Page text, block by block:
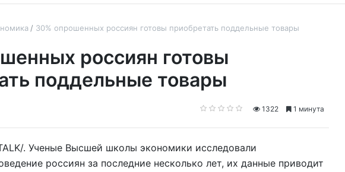
30% опрошенных россиян готовы приобретать поддельные товары
россиян готовы
поддельные товары
1322 1 минута
. Ученые Высшей школы экономики исследовали
россиян за последние несколько лет, их данные приводит